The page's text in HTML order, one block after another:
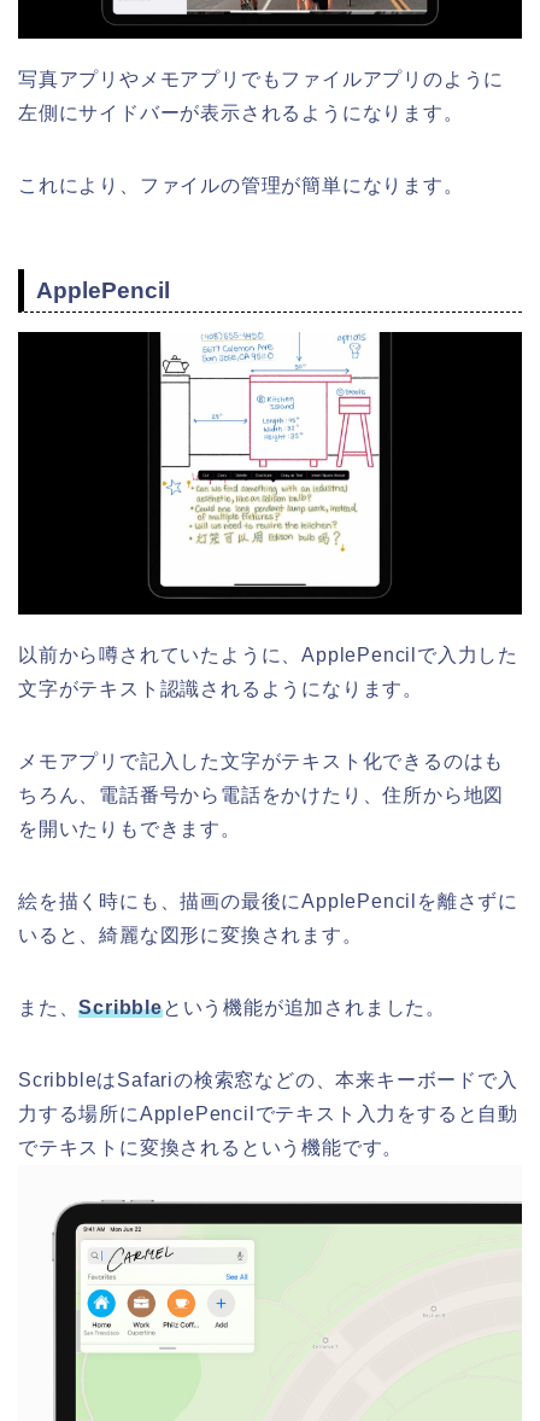
写真アプリやメモアプリでもファイルアプリのように
左側にサイドバーが表示されるようになります。
これにより、ファイルの管理が簡単になります。
ApplePencil
以前から噂されていたように、ApplePencilで入力した
文字がテキスト認識されるようになります。
メモアプリで記入した文字がテキスト化できるのはも
ちろん、電話番号から電話をかけたり、住所から地図
を開いたりもできます。
絵を描く時にも、描画の最後にApplePencilを離さずに
いると、綺麗な図形に変換されます。
また、Scribbleという機能が追加されました。
ScribbleはSafariの検索窓などの、本来キーボードで入
力する場所にApplePencilでテキスト入力をすると自動
でテキストに変換されるという機能です。